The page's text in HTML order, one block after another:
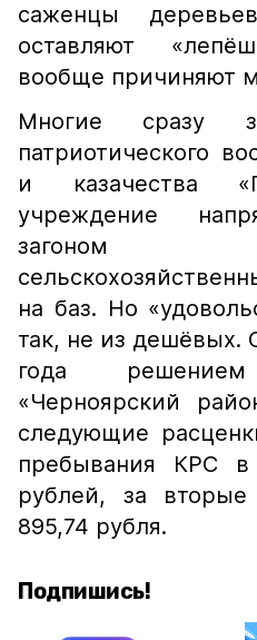
саженцы
оставляют
вообще причиняют
Многие сразу
патриотического
и казачества
учреждение
загоном
на баз. Но
так, не из дешёвых.
года
«Черноярский
следующие
пребывания КРС
рублей, за
895,74 рубля.
Подпишись!